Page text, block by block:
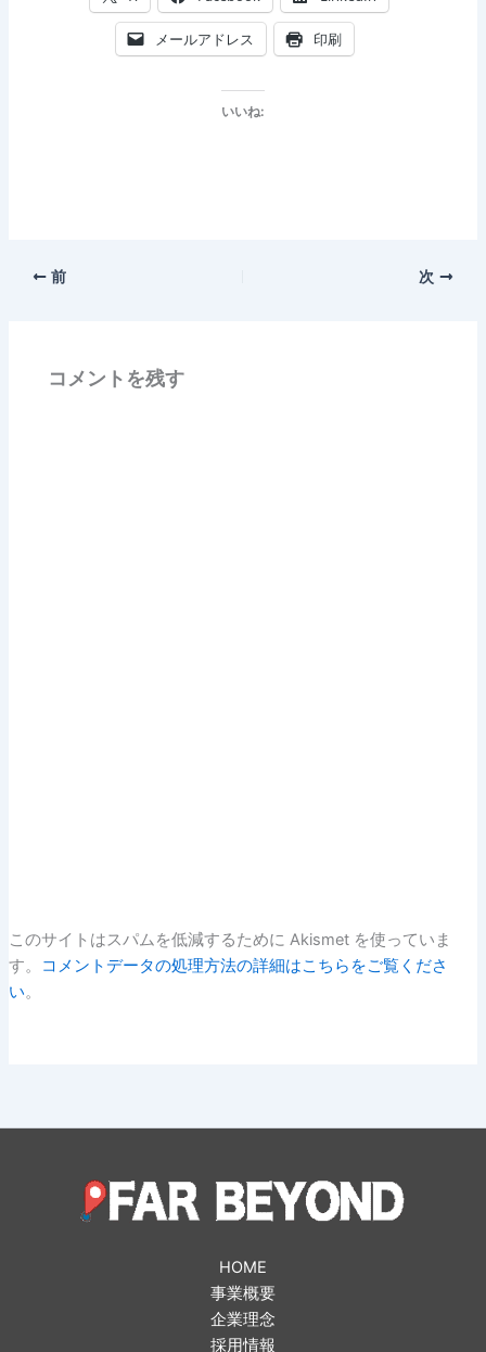
メールアドレス 印刷
いいね:
前 次
コメントを残す
このサイトはスパムを低減するために Akismet を使っていま
す。
コメントデータの処理方法の詳細はこちらをご覧くださ
い。
HOME
事業概要
企業理念
採用情報